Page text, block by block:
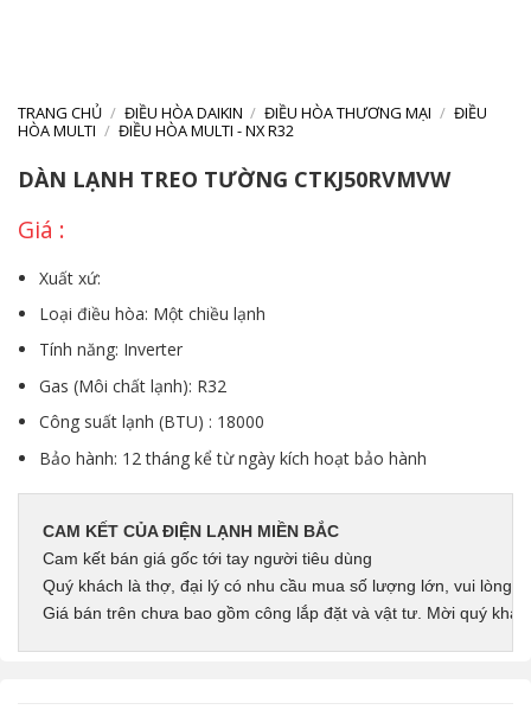
TRANG CHỦ / ĐIỀU HÒA DAIKIN / ĐIỀU HÒA THƯƠNG MẠI / ĐIỀU
HÒA MULTI / ĐIỀU HÒA MULTI - NX R32
DÀN LẠNH TREO TƯỜNG CTKJ50RVMVW
Xuất xứ:
Loại điều hòa: Một chiều lạnh
Tính năng: Inverter
Gas (Môi chất lạnh): R32
Công suất lạnh (BTU) : 18000
Bảo hành: 12 tháng kể từ ngày kích hoạt bảo hành
CAM KẾT CỦA ĐIỆN LẠNH MIỀN BẮC
Cam kết bán giá gốc tới tay người tiêu dùng
Quý khách là thợ, đại lý có nhu cầu mua số lượng lớn, vui lòng
Giá bán trên chưa bao gồm công lắp đặt và vật tư. Mời quý